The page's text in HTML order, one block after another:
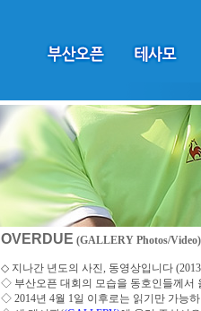
OVERDUE (GALLERY Photos/Video)
◇ 지나간 년도의 사진, 동영상입니다
◇ 부산오픈 대회의 모습을 동호인들께서
◇ 2014년 4월 1일 이후로는 읽기만 가능